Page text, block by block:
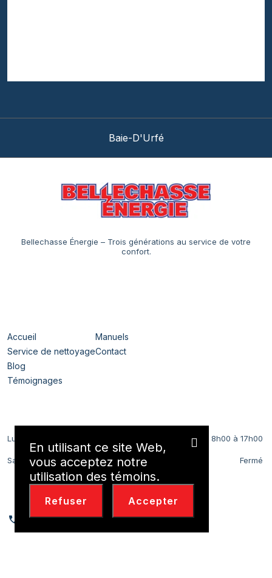
Baie-D'Urfé
Bellechasse Énergie – Trois générations au service de votre
confort.
Accueil
Service de nettoyage
Blog
Témoignages
Manuels
Contact
Lundi au Vendredi 8h00 à 17h00
Samedi et Dimanche Fermé
514-494-0400
En utilisant ce site Web,
vous acceptez notre
utilisation des témoins.
Refuser Accepter